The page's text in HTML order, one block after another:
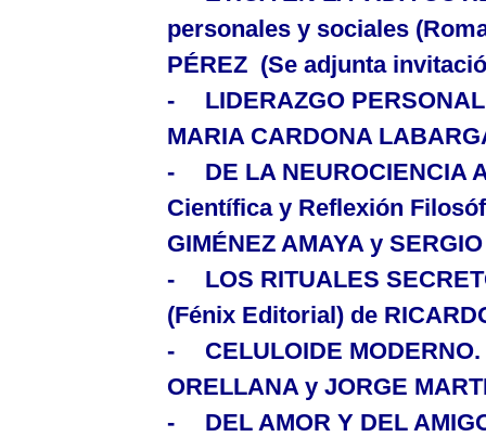
personales y sociales
PÉREZ (Se adjunta
-
LIDERAZGO
MARIA CARDONA
-
DE LA NEUROCIENCIA
Científica y Reflexión
GIMÉNEZ AMAYA y
-
LOS RITUALES
(Fénix Editorial) de
-
CELULOIDE MODERNO.
ORELLANA y JORGE
-
DEL AMOR Y DEL